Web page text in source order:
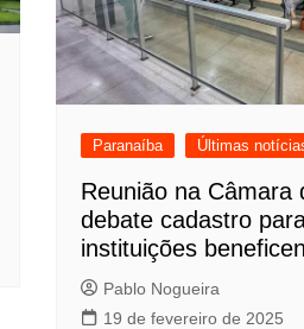
Paranaíba Últimas
Reunião na Câmara
debate cadastro
instituições
Pablo Nogueira
19 de fevereiro de 2025